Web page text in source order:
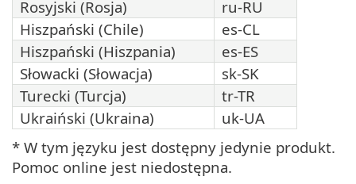
Rosyjski (Rosja)
ru-RU
Hiszpański (Chile)
es-CL
Hiszpański (Hiszpania)
es-ES
Słowacki (Słowacja)
sk-SK
Turecki (Turcja)
tr-TR
Ukraiński (Ukraina)
uk-UA
* W tym języku jest dostępny jedynie produkt.
Pomoc online jest niedostępna.